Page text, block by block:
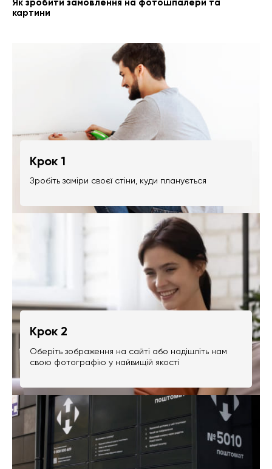
Як зробити замовлення на фотошпалери та
картини
Крок 1
Зробіть заміри своєї стіни, куди планується
Крок 2
Оберіть зображення на сайті або надішліть нам
свою фотографію у найвищій якості